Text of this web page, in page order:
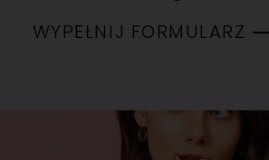
WYPEŁNIJ FORMULARZ